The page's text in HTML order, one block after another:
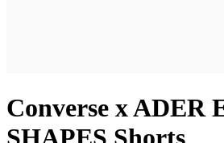
Converse x ADER